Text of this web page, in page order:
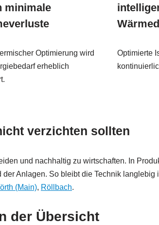
minimale
Optimierung wird
erheblich
Optimierte
verzichten sollten
und nachhaltig zu wirtschaften. In
Anlagen. So bleibt die Technik langlebig
(Main), Röllbach.
der Übersicht